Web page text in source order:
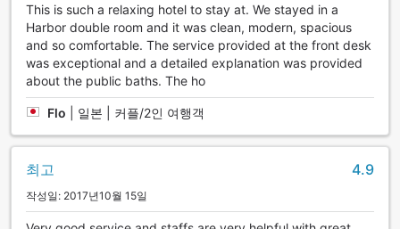
This is such a relaxing hotel to stay at. We stayed in a
Harbor double room and it was clean, modern, spacious
and so comfortable. The service provided at the front desk
was exceptional and a detailed explanation was provided
about the public baths. The ho
Flo 일본 | 커플/2인 여행객
최고 4.9
작성일: 2017년10월 15일